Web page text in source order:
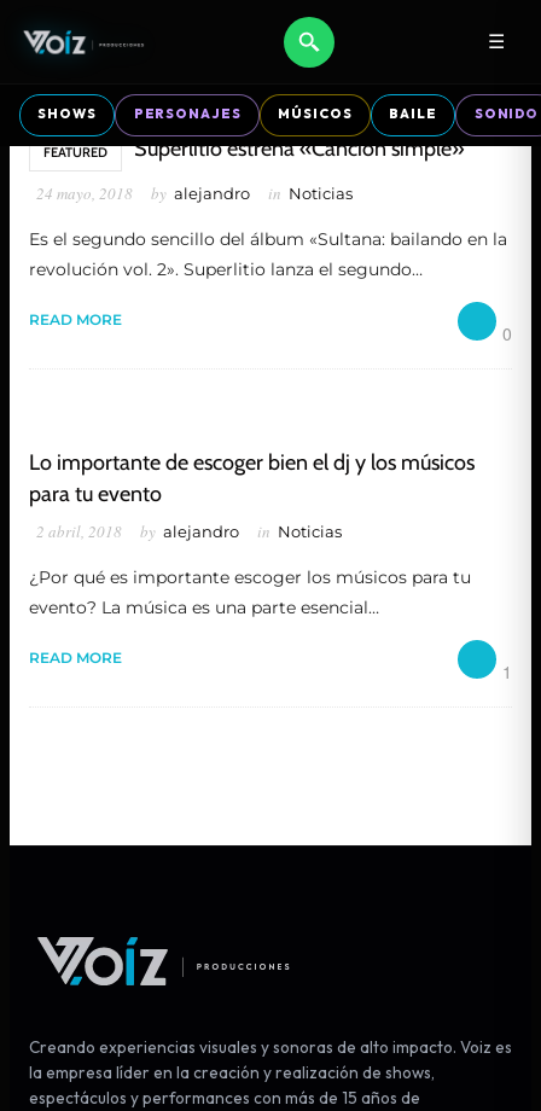
☰
SHOWS PERSONAJES MÚSICOS BAILE SONIDO
FEATURED Superlitio estrena «Canción simple»
24 mayo, 2018 by alejandro in Noticias
Es el segundo sencillo del álbum «Sultana: bailando en la
revolución vol. 2». Superlitio lanza el segundo…
READ MORE
0
Lo importante de escoger bien el dj y los músicos
para tu evento
2 abril, 2018 by alejandro in Noticias
¿Por qué es importante escoger los músicos para tu
evento? La música es una parte esencial…
READ MORE
1
Creando experiencias visuales y sonoras de alto impacto. Voiz es
la empresa líder en la creación y realización de shows,
espectáculos y performances con más de 15 años de